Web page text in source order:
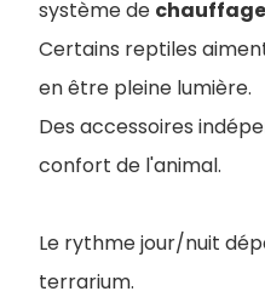
système de chauffage
Certains reptiles
en être pleine lumière.
Des accessoires
confort de l'animal.
Le rythme jour/nuit
terrarium.